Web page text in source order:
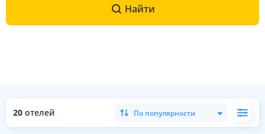
Найти
20 отелей По популярности